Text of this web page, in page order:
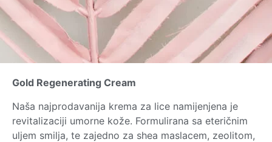
Gold Regenerating Cream
Naša najprodavanija krema za lice namijenjena je
revitalizaciji umorne kože. Formulirana sa eteričnim
uljem smilja, te zajedno za shea maslacem, zeolitom,